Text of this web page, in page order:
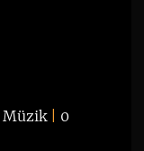
Müzik| 0